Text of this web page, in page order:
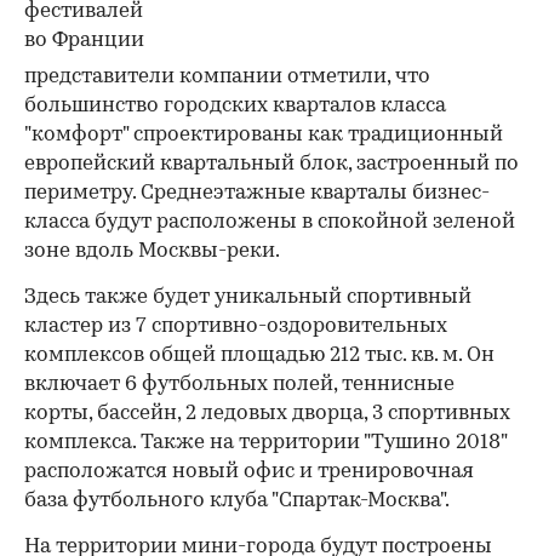
фестивалей
во Франции
представители компании отметили, что
большинство городских кварталов класса
"комфорт" спроектированы как традиционный
европейский квартальный блок, застроенный по
периметру. Среднеэтажные кварталы бизнес-
класса будут расположены в спокойной зеленой
зоне вдоль Москвы-реки.
Здесь также будет уникальный спортивный
кластер из 7 спортивно-оздоровительных
комплексов общей площадью 212 тыс. кв. м. Он
включает 6 футбольных полей, теннисные
корты, бассейн, 2 ледовых дворца, 3 спортивных
комплекса. Также на территории "Тушино 2018"
расположатся новый офис и тренировочная
база футбольного клуба "Спартак-Москва".
На территории мини-города будут построены